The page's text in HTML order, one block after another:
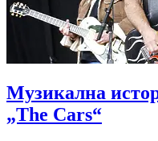
Музикална
„The Cars“